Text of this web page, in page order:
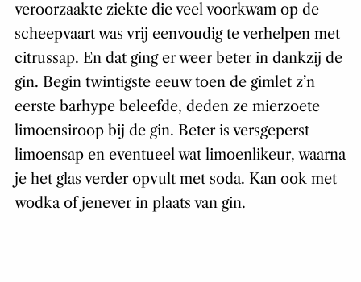
veroorzaakte ziekte die veel voorkwam op de
scheepvaart was vrij eenvoudig te verhelpen met
citrussap. En dat ging er weer beter in dankzij de
gin. Begin twintigste eeuw toen de gimlet z’n
eerste barhype beleefde, deden ze mierzoete
limoensiroop bij de gin. Beter is versgeperst
limoensap en eventueel wat limoenlikeur, waarna
je het glas verder opvult met soda. Kan ook met
wodka of jenever in plaats van gin.